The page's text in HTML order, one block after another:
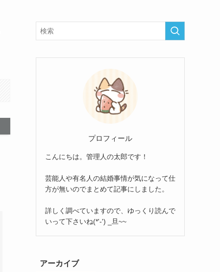
プロフィール
こんにちは。管理人の太郎です！
芸能人や有名人の結婚事情が気になって仕
方が無いのでまとめて記事にしました。
詳しく調べていますので、ゆっくり読んで
いって下さいね(*'-') _旦~~
アーカイブ